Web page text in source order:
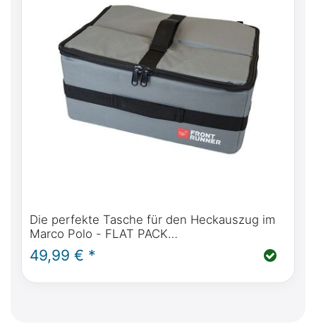
Die perfekte Tasche für den Heckauszug im
Marco Polo - FLAT PACK
AUFBEWAHRUNGSBOX - VON FRONT
RUNNER
49,99 € *